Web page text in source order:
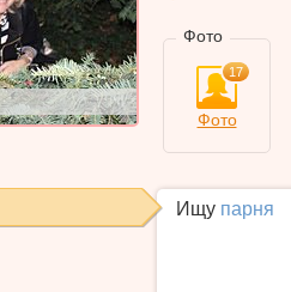
Фото
17
Фото
Ищу парня